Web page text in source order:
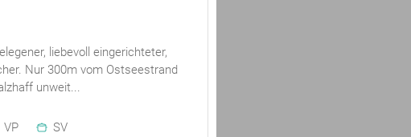
liebevoll eingerichteter,
Nur 300m vom Ostseestrand
unweit...
VP SV